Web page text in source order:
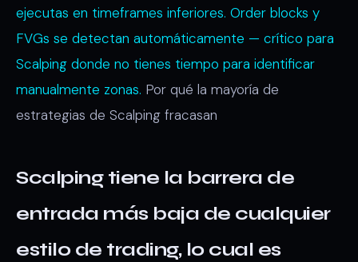
ejecutas en timeframes inferiores. Order blocks y
FVGs se detectan automáticamente — crítico para
Scalping donde no tienes tiempo para identificar
manualmente zonas. Por qué la mayoría de
estrategias de Scalping fracasan
Scalping tiene la barrera de
entrada más baja de cualquier
estilo de trading, lo cual es